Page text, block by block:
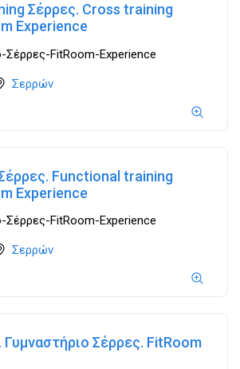
Σέρρες. Cross training
Experience
Σέρρες-FitRoom-Experience
Σερρών
Functional training
Experience
Σέρρες-FitRoom-Experience
Σερρών
Σέρρες. FitRoom